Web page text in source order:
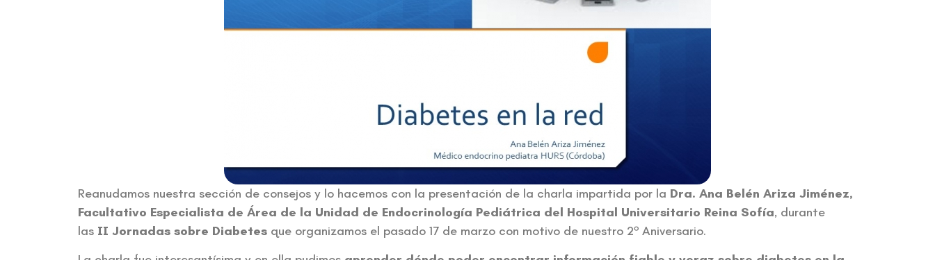
Reanudamos nuestra sección de consejos y lo hacemos con la presentación de la charla impartida por la Dra. Ana Belén Ariza Jiménez,
Facultativo Especialista de Área de la Unidad de Endocrinología Pediátrica del Hospital Universitario Reina Sofía, durante
las II Jornadas sobre Diabetes que organizamos el pasado 17 de marzo con motivo de nuestro 2º Aniversario.